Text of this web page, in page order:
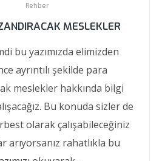
Rehber
MESLEKLER
bu yazımızda elimizden
ayrıntılı şekilde para
meslekler hakkında bilgi
Bu konuda sizler de
olarak çalışabileceğiniz
arıyorsanız rahatlıkla bu